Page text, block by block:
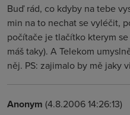
Buď rád, co kdyby na tebe
min na to nechat se vyléčit,
počítače je tlačítko kterym
máš taky). A Telekom
něj. PS: zajimalo by mě jaky
Anonym (4.8.2006 14:26:13)